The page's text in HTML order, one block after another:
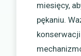
miesięcy,
pękaniu.